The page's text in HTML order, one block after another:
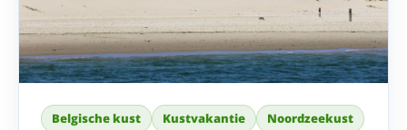
Belgische kust Kustvakantie Noordzeekust